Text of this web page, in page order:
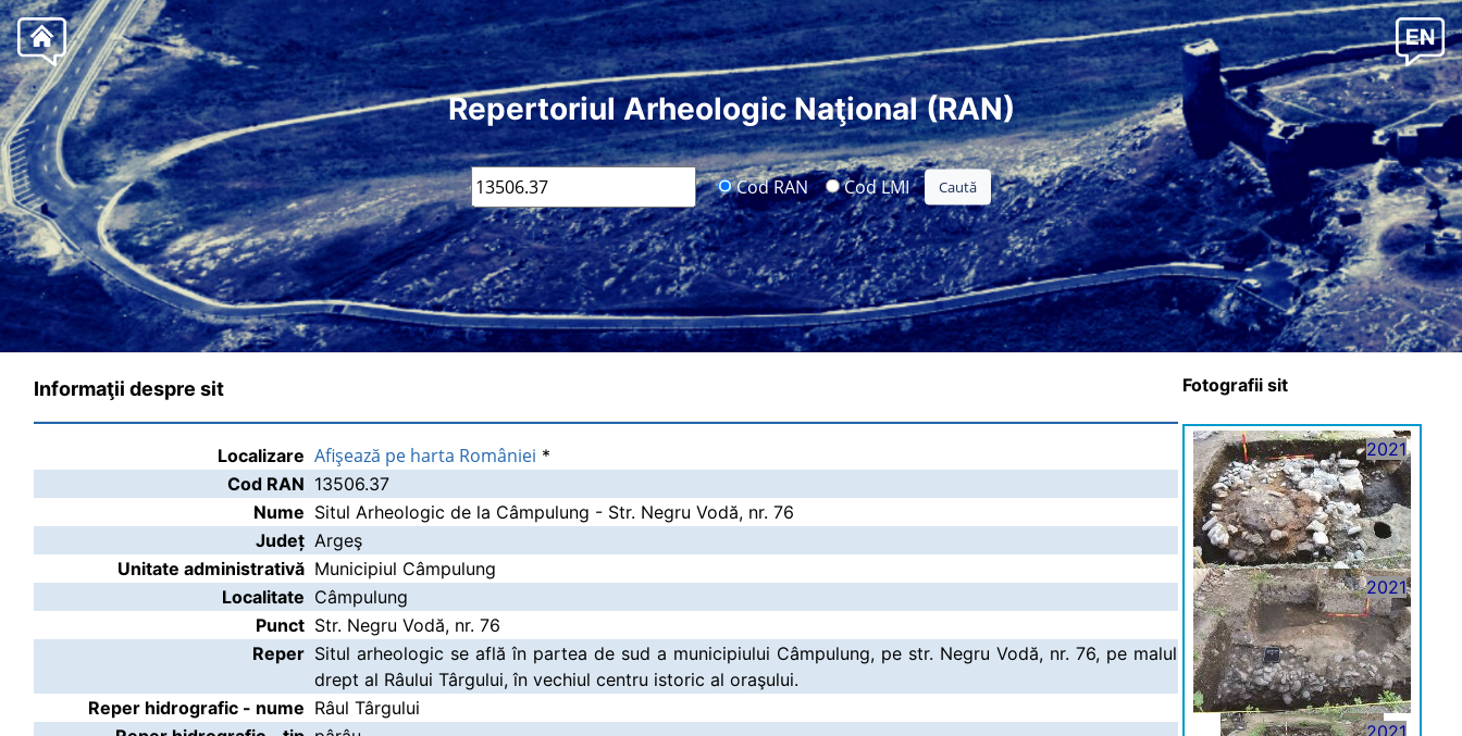
Repertoriul Arheologic Naţional (RAN)
Cod RAN Cod LMI
Informaţii despre sit
Localizare Afişează pe harta României *
Cod RAN 13506.37
Nume Situl Arheologic de la Câmpulung - Str. Negru Vodă, nr. 76
Județ Argeş
Unitate administrativă Municipiul Câmpulung
Localitate Câmpulung
Punct Str. Negru Vodă, nr. 76
Reper Situl arheologic se află în partea de sud a municipiului Câmpulung, pe str. Negru Vodă, nr. 76, pe malul
drept al Râului Târgului, în vechiul centru istoric al oraşului.
Reper hidrografic - nume Râul Târgului
Fotografii sit
2021
2021
2021